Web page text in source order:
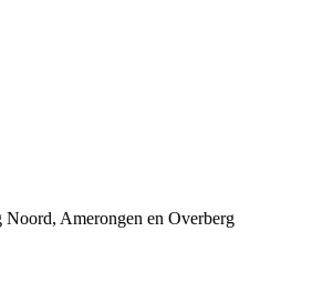
Noord, Amerongen en Overberg